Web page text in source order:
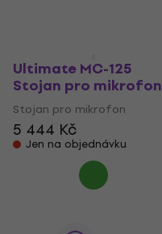
Ultimate MC-125
Stojan pro mikrofon
Stojan pro mikrofon
5 444 Kč
Jen na objednávku